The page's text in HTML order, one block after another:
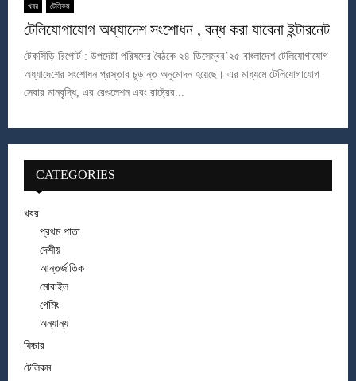
খবর টেলিকম
টেলিযোগাযোগ অধ্যাদেশ সংশোধন , বন্ধ করা যাবেনা ইন্টারনেট
টেকসিঁড়ি রিপোর্ট : উপদেষ্টা পরিষদের বৈঠকে ২৪ ডিসেম্বর’২৫ বাংলাদেশ টেলিযোগাযোগ
অধ্যাদেশের সংশোধন প্রস্তাব চূড়ান্ত অনুমোদন হয়েছে। এর মাধ্যমে টেলিযোগাযোগ
সেবার মানবৃদ্ধি, এর রেগুলেশন এবং রাষ্ট্রের...
CATEGORIES
খবর
প্রথম পাতা
দেশীয়
আন্তর্জাতিক
মোবাইল
গেমিং
অন্যান্য
ফিচার
টেলিকম